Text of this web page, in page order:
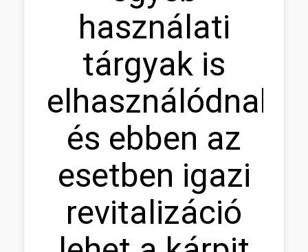
használati
tárgyak is
elhasználódnak,
és ebben az
esetben igazi
revitalizáció